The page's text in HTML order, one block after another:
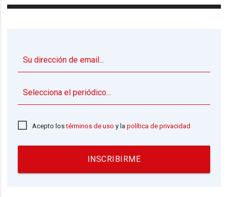
Acepto lostérminos de uso y lapolítica de privacidad
INSCRIBIRME